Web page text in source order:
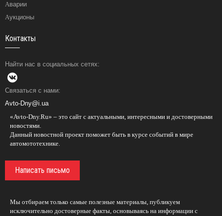
Аварии
Аукционы
Контакты
Найти нас в социальных сетях:
Связаться с нами:
Avto-Dny@i.ua
«Avto-Dny.Ru» – это сайт с актуальными, интересными и достоверными
новостями.
Данный новостной проект поможет быть в курсе событий в мире
автомототехнике.
Написать письмо
Мы отбираем только самые полезные материалы, публикуем
исключительно достоверные факты, основываясь на информации с